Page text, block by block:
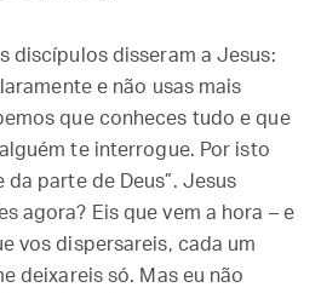
discípulos disseram a Jesus:
e não usas mais
que conheces tudo e que
te interrogue. Por isto
parte de Deus”. Jesus
agora? Eis que vem a hora – e
vos dispersareis, cada um
deixareis só. Mas eu não